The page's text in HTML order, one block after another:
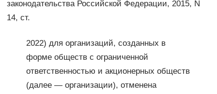
законодательства Российской Федерации, 2015, N
14, ст.
2022) для организаций, созданных в
форме обществ с ограниченной
ответственностью и акционерных обществ
(далее — организации), отменена